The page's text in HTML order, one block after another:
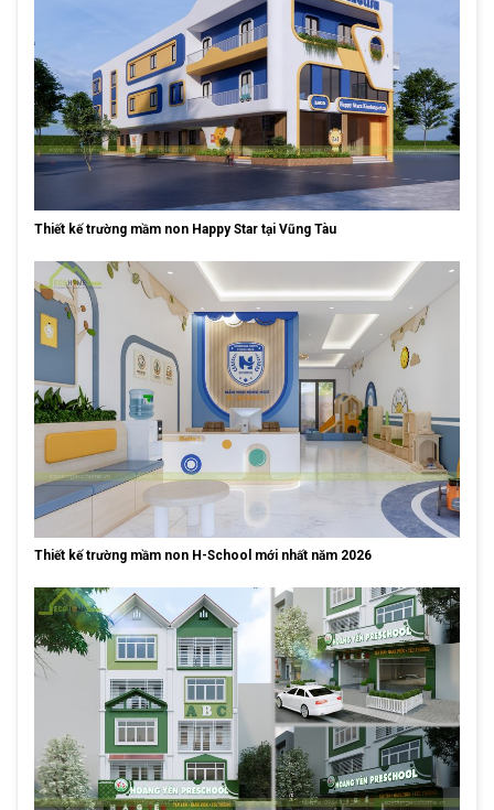
Thiết kế trường mầm non Happy Star tại Vũng Tàu
Thiết kế trường mầm non H-School mới nhất năm 2026